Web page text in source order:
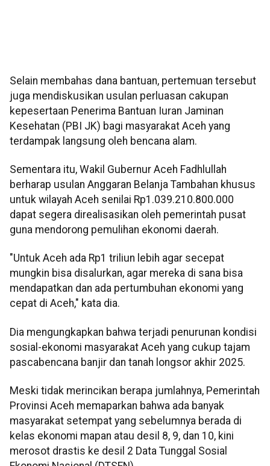
Selain membahas dana bantuan, pertemuan tersebut
juga mendiskusikan usulan perluasan cakupan
kepesertaan Penerima Bantuan Iuran Jaminan
Kesehatan (PBI JK) bagi masyarakat Aceh yang
terdampak langsung oleh bencana alam.
Sementara itu, Wakil Gubernur Aceh Fadhlullah
berharap usulan Anggaran Belanja Tambahan khusus
untuk wilayah Aceh senilai Rp1.039.210.800.000
dapat segera direalisasikan oleh pemerintah pusat
guna mendorong pemulihan ekonomi daerah.
"Untuk Aceh ada Rp1 triliun lebih agar secepat
mungkin bisa disalurkan, agar mereka di sana bisa
mendapatkan dan ada pertumbuhan ekonomi yang
cepat di Aceh," kata dia.
Dia mengungkapkan bahwa terjadi penurunan kondisi
sosial-ekonomi masyarakat Aceh yang cukup tajam
pascabencana banjir dan tanah longsor akhir 2025.
Meski tidak merincikan berapa jumlahnya, Pemerintah
Provinsi Aceh memaparkan bahwa ada banyak
masyarakat setempat yang sebelumnya berada di
kelas ekonomi mapan atau desil 8, 9, dan 10, kini
merosot drastis ke desil 2 Data Tunggal Sosial